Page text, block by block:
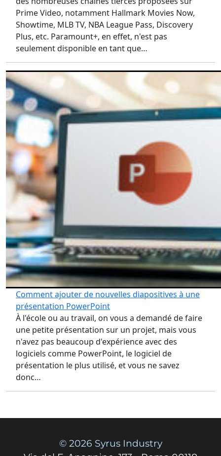
Prime Video, notamment Hallmark Movies Now,
Showtime, MLB TV, NBA League Pass, Discovery
Plus, etc. Paramount+, en effet, n'est pas
seulement disponible en tant que…
Comment ajouter de nouvelles diapositives à une
présentation PowerPoint
À l'école ou au travail, on vous a demandé de faire
une petite présentation sur un projet, mais vous
n'avez pas beaucoup d'expérience avec des
logiciels comme PowerPoint, le logiciel de
présentation le plus utilisé, et vous ne savez
donc…
© 2026 Syrus Industry